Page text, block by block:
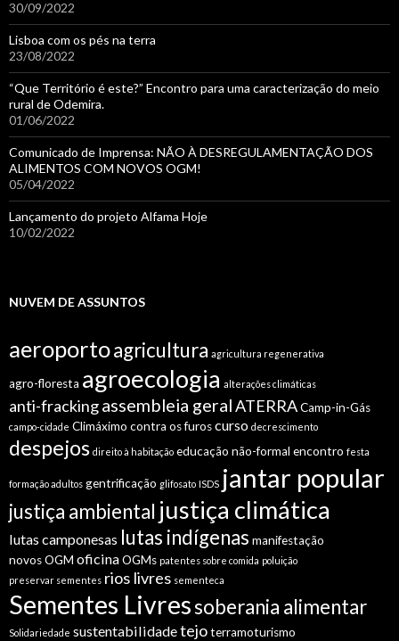
30/09/2022
Lisboa com os pés na terra
23/08/2022
“Que Território é este?” Encontro para uma caracterização do meio
rural de Odemira.
01/06/2022
Comunicado de Imprensa: NÃO À DESREGULAMENTAÇÃO DOS
ALIMENTOS COM NOVOS OGM!
05/04/2022
Lançamento do projeto Alfama Hoje
10/02/2022
NUVEM DE ASSUNTOS
aeroportoagricultura agricultura regenerativa
agro-floresta agroecologia alterações climáticas
anti-frackingassembleia geralATERRACamp-in-Gás
campo-cidade Climáximo contra os furoscurso decrescimento
despejos direito à habitação educação não-formal encontro festa
formação adultos gentrificação glifosato ISDS jantar popular
justiça ambiental justiça climática
lutas camponesas lutas indígenas manifestação
novos OGM oficinaOGMs patentes sobre comida poluição
preservar sementes rios livres sementeca
Sementes Livressoberania alimentar
Solidariedade sustentabilidadetejoterramoturismo